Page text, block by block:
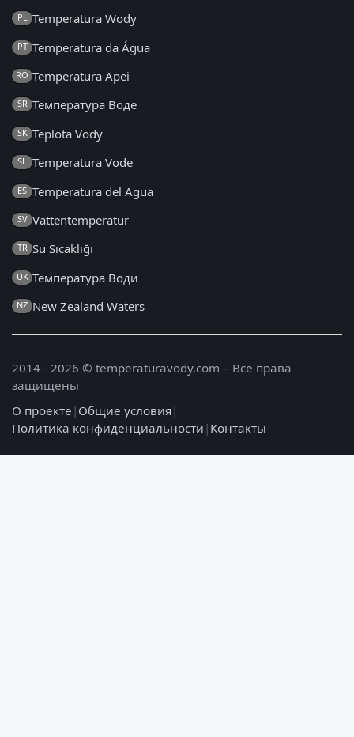
PL Temperatura Wody
PT Temperatura da Água
RO Temperatura Apei
SR Температура Воде
SK Teplota Vody
SL Temperatura Vode
ES Temperatura del Agua
SV Vattentemperatur
TR Su Sıcaklığı
UK Температура Води
NZ New Zealand Waters
2014 - 2026 © temperaturavody.com – Все права
защищены
О проекте | Общие условия|
Политика конфиденциальности | Контакты